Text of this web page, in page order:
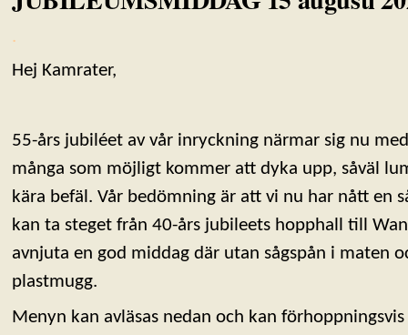
.
Hej Kamrater,
55-års jubiléet av vår inryckning närmar sig nu
många som möjligt kommer att dyka upp, såväl
kära befäl. Vår bedömning är att vi nu har nått en
kan ta steget från 40-års jubileets hopphall till
avnjuta en god middag där utan sågspån i maten
plastmugg.
Menyn kan avläsas nedan och kan